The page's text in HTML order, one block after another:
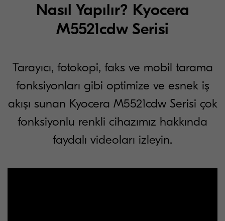
Nasıl Yapılır? Kyocera
M5521cdw Serisi
Tarayıcı, fotokopi, faks ve mobil tarama
fonksiyonları gibi optimize ve esnek iş
akışı sunan Kyocera M5521cdw Serisi çok
fonksiyonlu renkli cihazımız hakkında
faydalı videoları izleyin.